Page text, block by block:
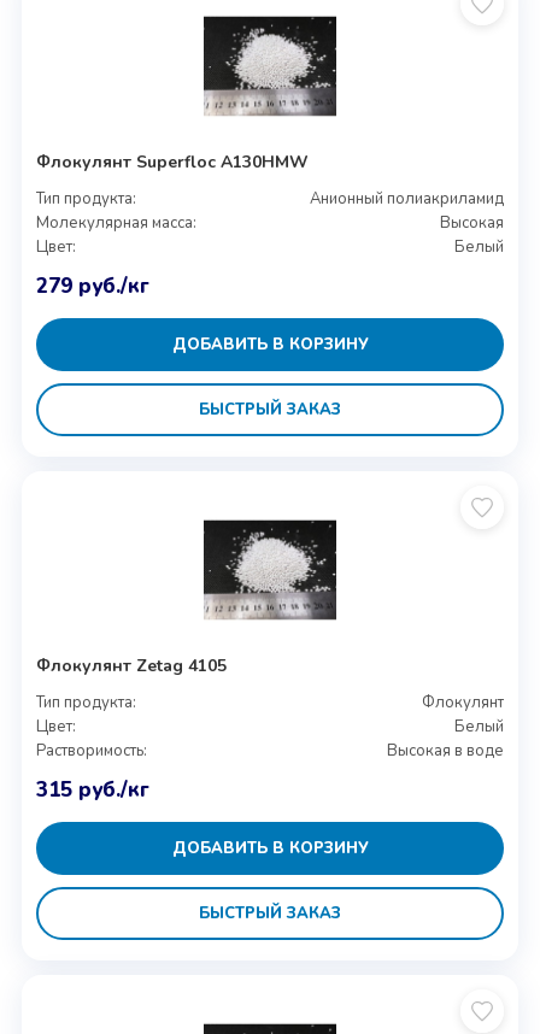
Флокулянт Superfloc A130HMW
Тип продукта:
Анионный полиакриламид
Молекулярная масса:
Высокая
Цвет:
Белый
279 руб./кг
ДОБАВИТЬ В КОРЗИНУ
БЫСТРЫЙ ЗАКАЗ
Флокулянт Zetag 4105
Тип продукта:
Флокулянт
Цвет:
Белый
Растворимость:
Высокая в воде
315 руб./кг
ДОБАВИТЬ В КОРЗИНУ
БЫСТРЫЙ ЗАКАЗ